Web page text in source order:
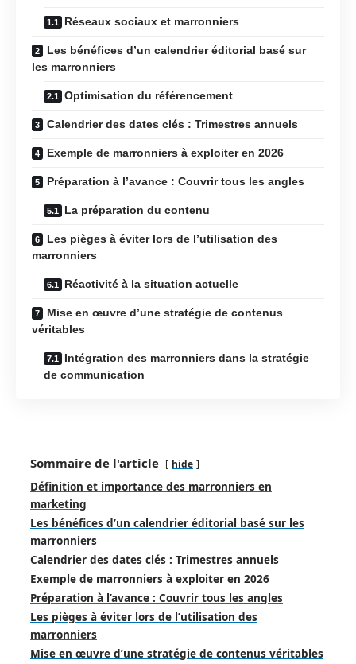
Réseaux sociaux et marronniers
Les bénéfices d’un calendrier éditorial basé sur
les marronniers
Optimisation du référencement
Calendrier des dates clés : Trimestres annuels
Exemple de marronniers à exploiter en 2026
Préparation à l’avance : Couvrir tous les angles
La préparation du contenu
Les pièges à éviter lors de l’utilisation des
marronniers
Réactivité à la situation actuelle
Mise en œuvre d’une stratégie de contenus
véritables
Intégration des marronniers dans la stratégie
de communication
Sommaire de l'article hide
Définition et importance des marronniers en
marketing
Les bénéfices d’un calendrier éditorial basé sur les
marronniers
Calendrier des dates clés : Trimestres annuels
Exemple de marronniers à exploiter en 2026
Préparation à l’avance : Couvrir tous les angles
Les pièges à éviter lors de l’utilisation des
marronniers
Mise en œuvre d’une stratégie de contenus véritables